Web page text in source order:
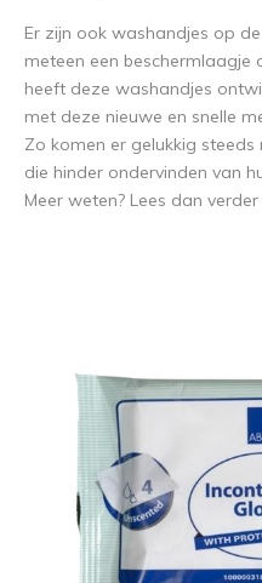
Er zijn ook washandjes op
meteen een beschermlaagje
heeft deze washandjes
met deze nieuwe en snelle
Zo komen er gelukkig
die hinder ondervinden van
Meer weten? Lees dan